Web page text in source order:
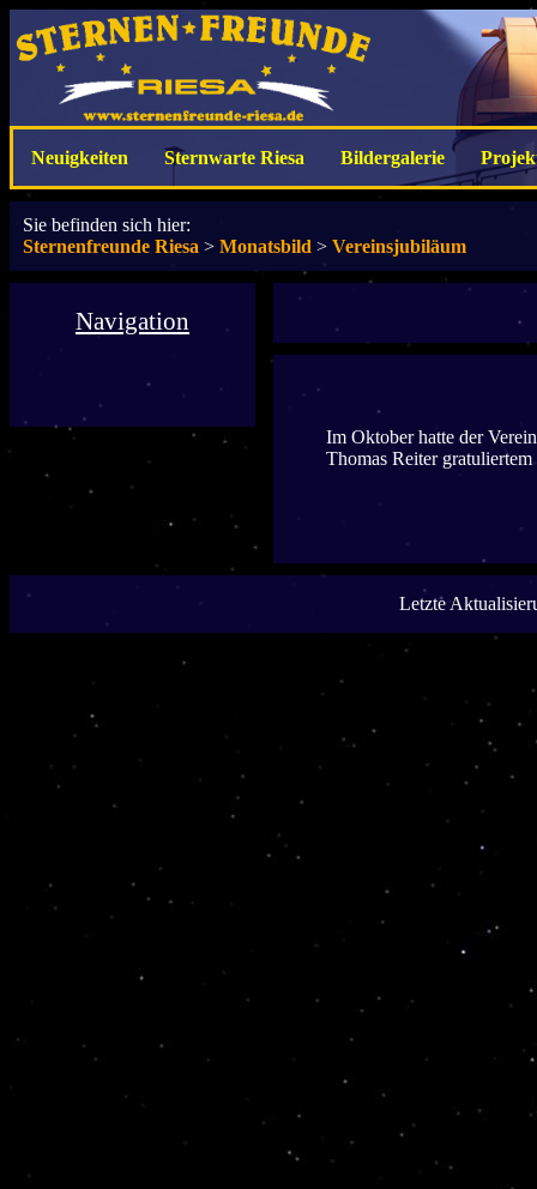
Neuigkeiten Sternwarte Riesa Bildergalerie
Sie befinden sich hier:
Sternenfreunde Riesa > Monatsbild > Vereinsjubiläum
Navigation
Im Oktober hatte der
Thomas Reiter
Letzte